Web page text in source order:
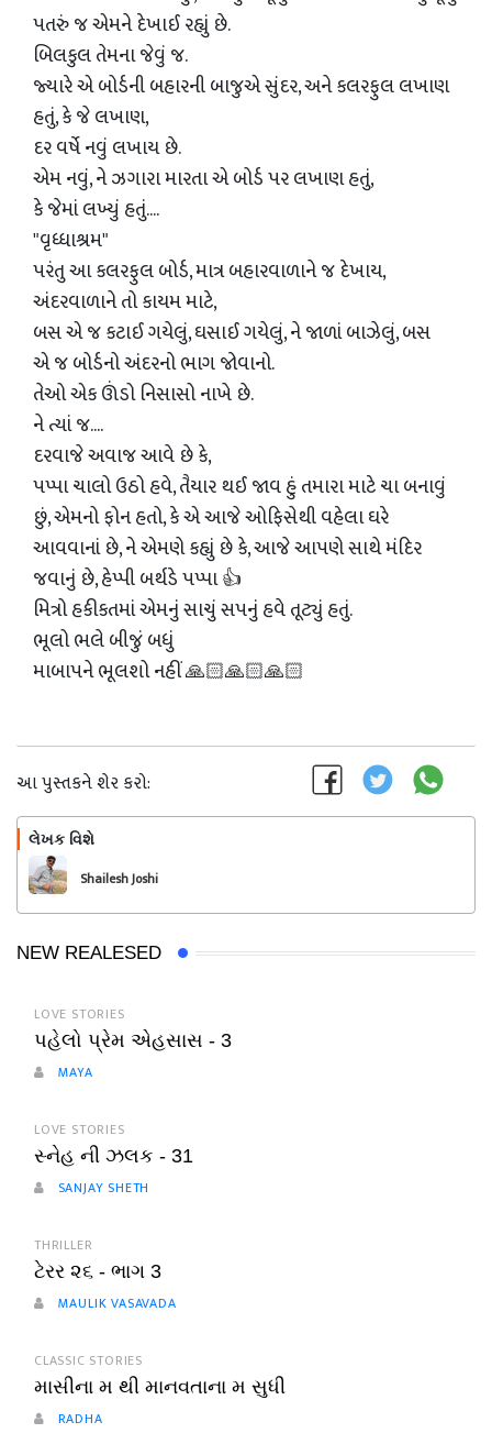
પતરું જ એમને દેખાઈ રહ્યું છે.
બિલકુલ તેમના જેવું જ.
જ્યારે એ બોર્ડની બહારની બાજુએ સુંદર, અને કલરફુલ લખાણ
હતું, કે જે લખાણ,
દર વર્ષે નવું લખાય છે.
એમ નવું, ને ઝગારા મારતા એ બોર્ડ પર લખાણ હતું,
કે જેમાં લખ્યું હતું....
"વૃધ્ધાશ્રમ"
પરંતુ આ કલરફુલ બોર્ડ, માત્ર બહારવાળાને જ દેખાય,
અંદરવાળાને તો કાયમ માટે,
બસ એ જ કટાઈ ગયેલું, ઘસાઈ ગયેલું, ને જાળાં બાઝેલું, બસ
એ જ બોર્ડનો અંદરનો ભાગ જોવાનો.
તેઓ એક ઊંડો નિસાસો નાખે છે.
ને ત્યાં જ....
દરવાજે અવાજ આવે છે કે,
પપ્પા ચાલો ઉઠો હવે, તૈયાર થઈ જાવ હું તમારા માટે ચા બનાવું
છું, એમનો ફોન હતો, કે એ આજે ઓફિસેથી વહેલા ઘરે
આવવાનાં છે, ને એમણે કહ્યું છે કે, આજે આપણે સાથે મંદિર
જવાનું છે, હેપ્પી બર્થડે પપ્પા 👍
મિત્રો હકીકતમાં એમનું સાચું સપનું હવે તૂટ્યું હતું.
ભૂલો ભલે બીજું બધું
માબાપને ભૂલશો નહીં 🙏🏻🙏🏻🙏🏻
આ પુસ્તકને શેર કરો:
લેખક વિશે
Shailesh Joshi
NEW REALESED
LOVE STORIES
પહેલો પ્રેમ એહસાસ - 3
MAYA
LOVE STORIES
સ્નેહ ની ઝલક - 31
SANJAY SHETH
THRILLER
ટેરર ૨૬ - ભાગ 3
MAULIK VASAVADA
CLASSIC STORIES
માસીના મ થી માનવતાના મ સુધી
RADHA